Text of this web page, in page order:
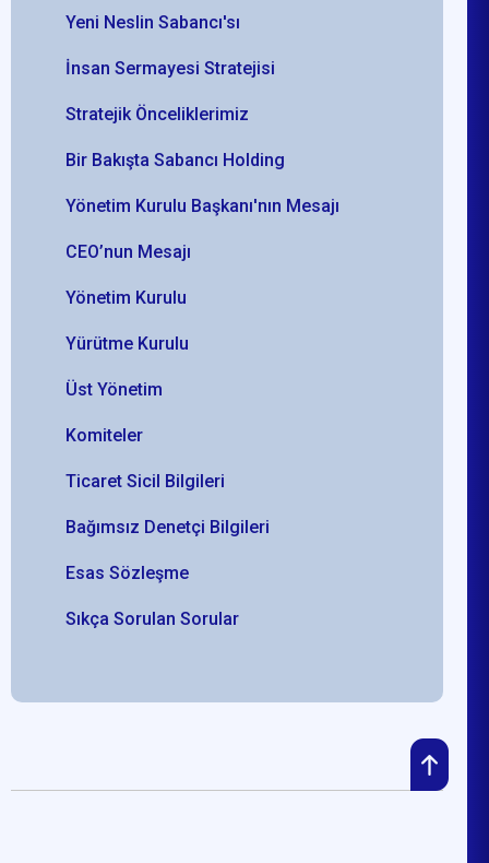
Yeni Neslin Sabancı'sı
İnsan Sermayesi Stratejisi
Stratejik Önceliklerimiz
Bir Bakışta Sabancı Holding
Yönetim Kurulu Başkanı'nın Mesajı
CEO’nun Mesajı
Yönetim Kurulu
Yürütme Kurulu
Üst Yönetim
Komiteler
Ticaret Sicil Bilgileri
Bağımsız Denetçi Bilgileri
Esas Sözleşme
Sıkça Sorulan Sorular